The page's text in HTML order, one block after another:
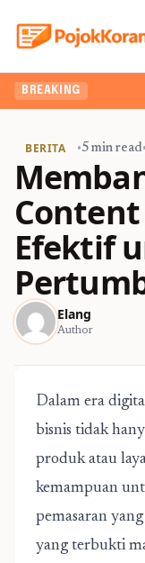
BREAKING
BERITA •5 min read•
Efektif
Elang
Author
Dalam era
bisnis tidak
produk atau
kemampuan
pemasaran
yang terbukti